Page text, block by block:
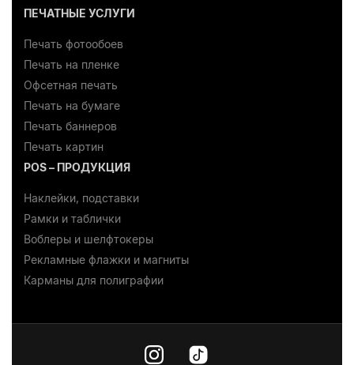
ПЕЧАТНЫЕ УСЛУГИ
Печать фотообоев
Печать на пленке
Офсетная печать
Печать на бумаге
Печать баннеров
Печать картин
POS – ПРОДУКЦИЯ
Наклейки, подставки
Рамки и таблички
Воблеры и шелфтокеры
Рекламные флажки и магниты
Карманы для полиграфии